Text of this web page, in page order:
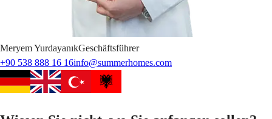
MeryemYurdayanıkGeschäftsführer
+90 538 888 16 16info@summerhomes.com